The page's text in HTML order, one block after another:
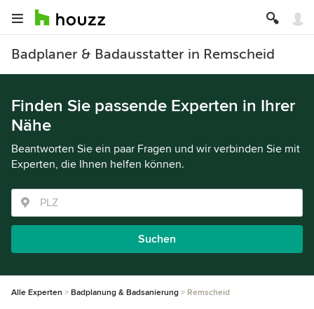
Badplaner & Badausstatter in Remscheid
Finden Sie passende Experten in Ihrer
Nähe
Beantworten Sie ein paar Fragen und wir verbinden Sie mit
Experten, die Ihnen helfen können.
Suchen
Alle Experten Badplanung & Badsanierung Remscheid